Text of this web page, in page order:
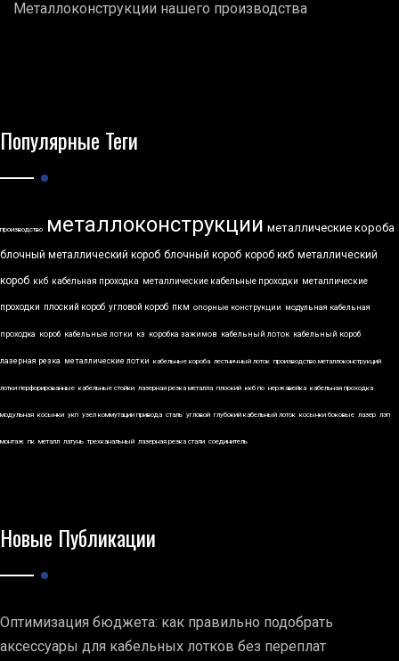
Металлоконструкции нашего производства
Популярные Теги
производство металлоконструкции металлические короба
блочный металлический короб блочный короб короб ккб металлический
короб ккб кабельная проходка металлические кабельные проходки металлические
проходки плоский короб угловой короб пкм опорные конструкции модульная кабельная
проходка короб кабельные лотки кз коробка зажимов кабельный лоток кабельный короб
лазерная резка металлические лотки кабельные короба лестничный лоток производство металлоконструкций
лотки перфорированные кабельные стойки лазерная резка металла плоский ккб по нержавейка кабельная проходка
модульная косынки укп узел коммутации привода сталь угловой глубокий кабельный лоток косынки боковые лазер лэп
монтаж пк металл латунь трехканальный лазерная резка стали соединитель
Новые Публикации
Оптимизация бюджета: как правильно подобрать
аксессуары для кабельных лотков без переплат